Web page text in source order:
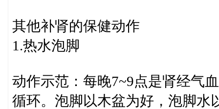
其他补肾的保健动作
1.热水泡脚
动作示范：每晚7~9点是肾经气
循环。泡脚以木盆为好，泡脚水